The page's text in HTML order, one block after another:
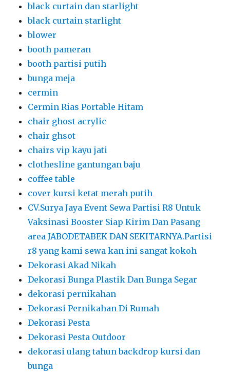
black curtain dan starlight
black curtain starlight
blower
booth pameran
booth partisi putih
bunga meja
cermin
Cermin Rias Portable Hitam
chair ghost acrylic
chair ghsot
chairs vip kayu jati
clothesline gantungan baju
coffee table
cover kursi ketat merah putih
CV.Surya Jaya Event Sewa Partisi R8 Untuk
Vaksinasi Booster Siap Kirim Dan Pasang
area JABODETABEK DAN SEKITARNYA.Partisi
r8 yang kami sewa kan ini sangat kokoh
Dekorasi Akad Nikah
Dekorasi Bunga Plastik Dan Bunga Segar
dekorasi pernikahan
Dekorasi Pernikahan Di Rumah
Dekorasi Pesta
Dekorasi Pesta Outdoor
dekorasi ulang tahun backdrop kursi dan
bunga